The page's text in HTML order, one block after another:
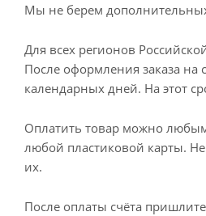
Мы не берем
Для всех регионов
После оформления заказа на
календарных дней. На этот
Оплатить товар можно
любой пластиковой карты.
их.
После оплаты счёта